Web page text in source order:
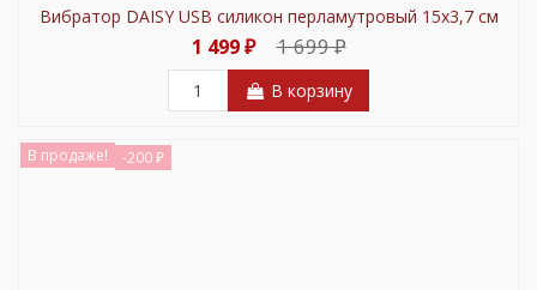
Вибратор DAISY USB силикон перламутровый 15х3,7 см
1 499 ₽ 1 699 ₽
В корзину
В продаже! -200 ₽